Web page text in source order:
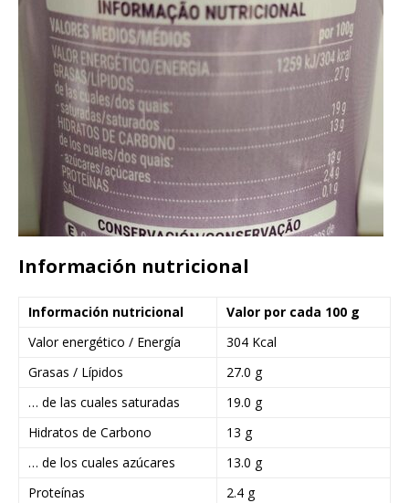
Información nutricional
Información nutricional
Valor por cada 100 g
Valor energético / Energía
304 Kcal
Grasas / Lípidos
27.0 g
… de las cuales saturadas
19.0 g
Hidratos de Carbono
13 g
… de los cuales azúcares
13.0 g
Proteínas
2.4 g